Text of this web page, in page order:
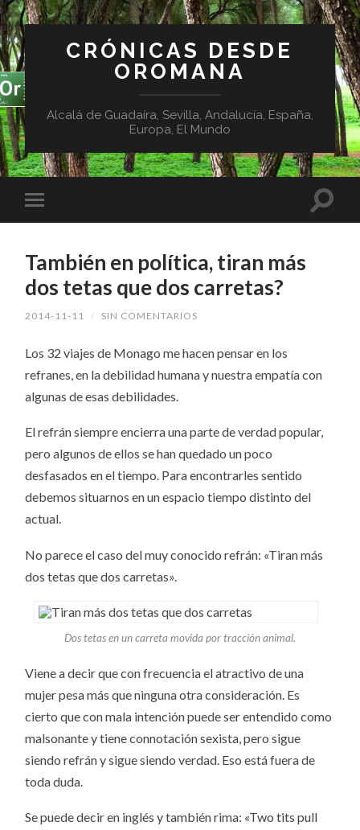
CRÓNICAS DESDE
OROMANA
Alcalá de Guadaíra, Sevilla, Andalucía, España,
Europa, El Mundo
También en política, tiran más
dos tetas que dos carretas?
2014-11-11 / SIN COMENTARIOS
Los 32 viajes de Monago me hacen pensar en los
refranes, en la debilidad humana y nuestra empatía con
algunas de esas debilidades.
El refrán siempre encierra una parte de verdad popular,
pero algunos de ellos se han quedado un poco
desfasados en el tiempo. Para encontrarles sentido
debemos situarnos en un espacio tiempo distinto del
actual.
No parece el caso del muy conocido refrán: «Tiran más
dos tetas que dos carretas».
Dos tetas en un carreta movida por tracción animal.
Viene a decir que con frecuencia el atractivo de una
mujer pesa más que ninguna otra consideración. Es
cierto que con mala intención puede ser entendido como
malsonante y tiene connotación sexista, pero sigue
siendo refrán y sigue siendo verdad. Eso está fuera de
toda duda.
Se puede decir en inglés y también rima: «Two tits pull